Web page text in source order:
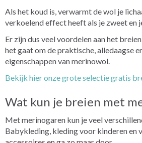
Als het koud is, verwarmt de wol je
verkoelend effect heeft als je zweet en
Er zijn dus veel voordelen aan het
het gaat om de praktische, alledaagse
eigenschappen van merinowol.
Bekijk hier onze grote selectie gratis
Wat kun je breien met
Met merinogaren kun je veel
Babykleding, kleding voor kinderen en